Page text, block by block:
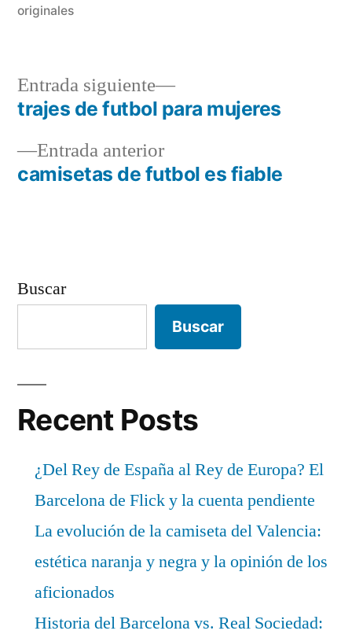
originales
Navegación
deEntrada anteriorEntrada
anterior:
camisetas de futbol es fiable
Entrada siguiente
Entrada
siguiente:
trajes de futbol para mujeres
Buscar
Buscar
Recent Posts
¿Del Rey de España al Rey de Europa? El
Barcelona de Flick y la cuenta pendiente
La evolución de la camiseta del Valencia:
estética naranja y negra y la opinión de los
aficionados
Historia del Barcelona vs. Real Sociedad: